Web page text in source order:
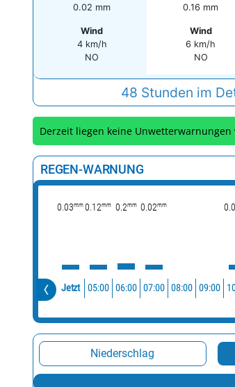
0.02 mm
Wind
4 km/h
NO
0.16 mm
Wind
6 km/h
NO
48 Stunden im
Derzeit liegen keine Unwetterwarnungen
REGEN-WARNUNG
0.03mm 0.12mm 0.2mm 0.02mm
Jetzt 05:00 06:00 07:00 08:00 09:00
Niederschlag